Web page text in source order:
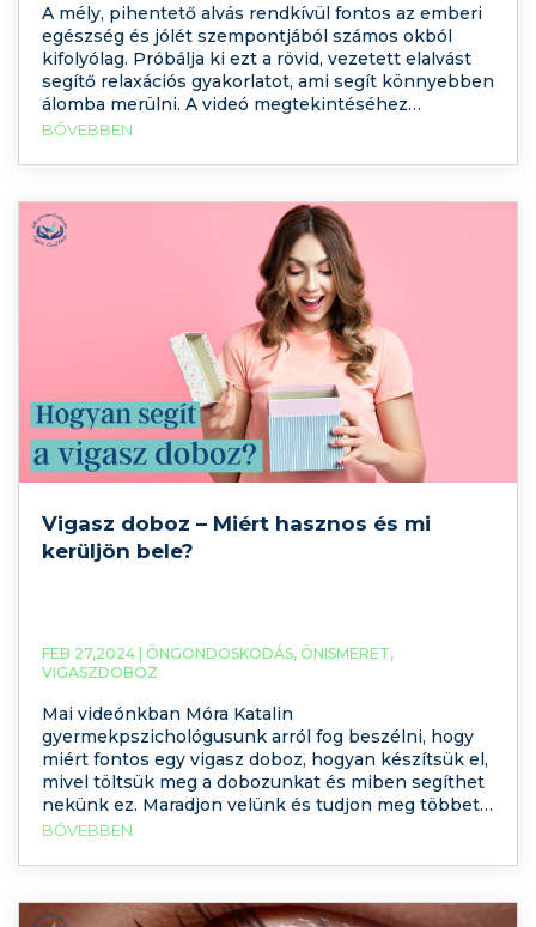
A mély, pihentető alvás rendkívül fontos az emberi
egészség és jólét szempontjából számos okból
kifolyólag. Próbálja ki ezt a rövid, vezetett elalvást
segítő relaxációs gyakorlatot, ami segít könnyebben
álomba merülni. A videó megtekintéséhez
kattintson ide: Miért fontos az alvás? Alvás közben
lehetővé teszi a sejteknek, hogy javuljanak,
BŐVEBBEN
Vigasz doboz – Miért hasznos és mi
kerüljön bele?
FEB 27,2024 | ÖNGONDOSKODÁS, ÖNISMERET,
VIGASZDOBOZ
Mai videónkban Móra Katalin
gyermekpszichológusunk arról fog beszélni, hogy
miért fontos egy vigasz doboz, hogyan készítsük el,
mivel töltsük meg a dobozunkat és miben segíthet
nekünk ez. Maradjon velünk és tudjon meg többet a
vigasz dobozról! Tekintse meg videónkat és
doboz? A vigasz doboz nagyon
BŐVEBBEN